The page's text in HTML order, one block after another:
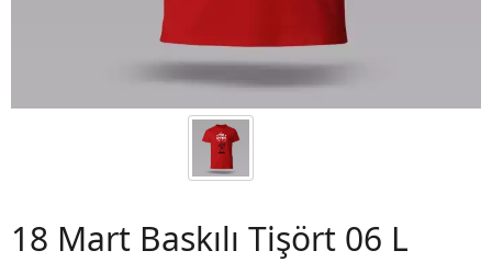
18 Mart Baskılı Tişört 06 L